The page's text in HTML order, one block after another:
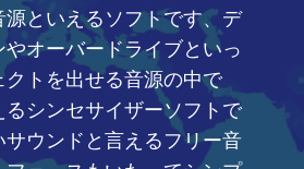
といえるソフトです、デ
やオーバードライブといっ
トを出せる音源の中で
シンセサイザーソフトで
ウンドと言えるフリー音